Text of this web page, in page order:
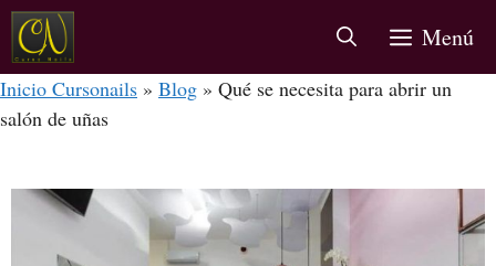
Menú
Inicio Cursonails » Blog » Qué se necesita para abrir un
salón de uñas